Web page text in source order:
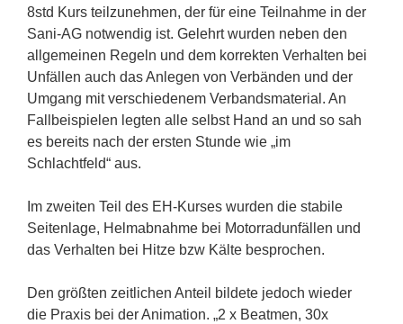
8std Kurs teilzunehmen, der für eine Teilnahme in der
Sani-AG notwendig ist. Gelehrt wurden neben den
allgemeinen Regeln und dem korrekten Verhalten bei
Unfällen auch das Anlegen von Verbänden und der
Umgang mit verschiedenem Verbandsmaterial. An
Fallbeispielen legten alle selbst Hand an und so sah
es bereits nach der ersten Stunde wie „im
Schlachtfeld“ aus.
Im zweiten Teil des EH-Kurses wurden die stabile
Seitenlage, Helmabnahme bei Motorradunfällen und
das Verhalten bei Hitze bzw Kälte besprochen.
Den größten zeitlichen Anteil bildete jedoch wieder
die Praxis bei der Animation. „2 x Beatmen, 30x